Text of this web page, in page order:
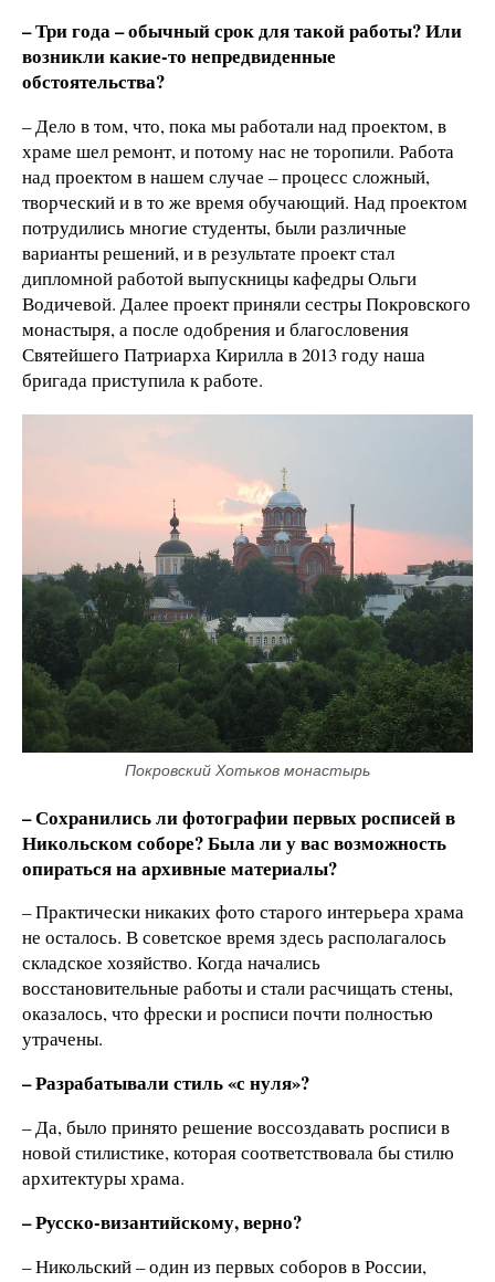
– Три года – обычный срок для такой работы? Или
возникли какие-то непредвиденные
обстоятельства?
– Дело в том, что, пока мы работали над проектом, в
храме шел ремонт, и потому нас не торопили. Работа
над проектом в нашем случае – процесс сложный,
творческий и в то же время обучающий. Над проектом
потрудились многие студенты, были различные
варианты решений, и в результате проект стал
дипломной работой выпускницы кафедры Ольги
Водичевой. Далее проект приняли сестры Покровского
монастыря, а после одобрения и благословения
Святейшего Патриарха Кирилла в 2013 году наша
бригада приступила к работе.
Покровский Хотьков монастырь
– Сохранились ли фотографии первых росписей в
Никольском соборе? Была ли у вас возможность
опираться на архивные материалы?
– Практически никаких фото старого интерьера храма
не осталось. В советское время здесь располагалось
складское хозяйство. Когда начались
восстановительные работы и стали расчищать стены,
оказалось, что фрески и росписи почти полностью
утрачены.
– Разрабатывали стиль «с нуля»?
– Да, было принято решение воссоздавать росписи в
новой стилистике, которая соответствовала бы стилю
архитектуры храма.
– Русско-византийскому, верно?
– Никольский – один из первых соборов в России,